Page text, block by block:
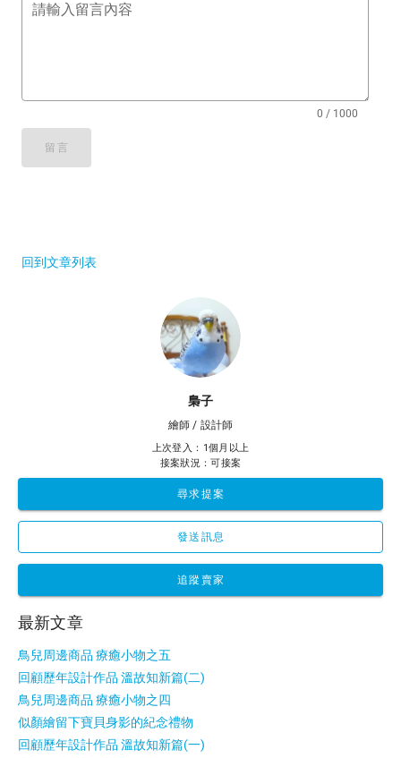
請輸入留言內容
0 / 1000
留言
回到文章列表
梟子
繪師 / 設計師
上次登入：1個月以上
接案狀況：可接案
尋求提案
發送訊息
追蹤賣家
最新文章
鳥兒周邊商品 療癒小物之五
回顧歷年設計作品 溫故知新篇(二)
鳥兒周邊商品 療癒小物之四
似顏繪留下寶貝身影的紀念禮物
回顧歷年設計作品 溫故知新篇(一)